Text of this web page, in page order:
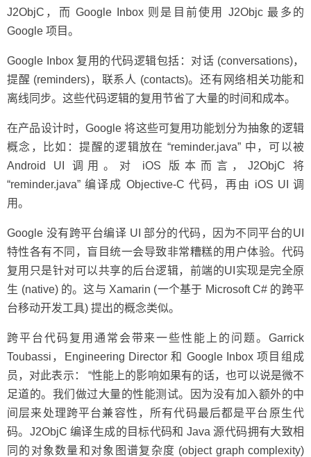
J2ObjC，而 Google Inbox 则是目前使用 J2Objc 最多的
Google 项目。
Google Inbox 复用的代码逻辑包括：对话 (conversations)，
提醒 (reminders)，联系人 (contacts)。还有网络相关功能和
离线同步。这些代码逻辑的复用节省了大量的时间和成本。
在产品设计时，Google 将这些可复用功能划分为抽象的逻辑
概念，比如：提醒的逻辑放在 “reminder.java” 中，可以被
Android UI 调用。对 iOS 版本而言，J2ObjC 将
“reminder.java” 编译成 Objective-C 代码，再由 iOS UI 调
用。
Google 没有跨平台编译 UI 部分的代码，因为不同平台的UI
特性各有不同，盲目统一会导致非常糟糕的用户体验。代码
复用只是针对可以共享的后台逻辑，前端的UI实现是完全原
生 (native) 的。这与 Xamarin (一个基于 Microsoft C# 的跨平
台移动开发工具) 提出的概念类似。
跨平台代码复用通常会带来一些性能上的问题。Garrick
Toubassi，Engineering Director 和 Google Inbox 项目组成
员，对此表示： “性能上的影响如果有的话，也可以说是微不
足道的。我们做过大量的性能测试。因为没有加入额外的中
间层来处理跨平台兼容性，所有代码最后都是平台原生代
码。J2ObjC 编译生成的目标代码和 Java 源代码拥有大致相
同的对象数量和对象图谱复杂度 (object graph complexity)